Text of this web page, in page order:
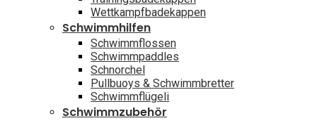
Wettkampfbadekappen
Schwimmhilfen
Schwimmflossen
Schwimmpaddles
Schnorchel
Pullbuoys & Schwimmbretter
Schwimmflügeli
Schwimmzubehör